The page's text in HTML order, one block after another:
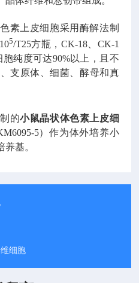
素上皮细胞采用酶解法制
105/T25方瓶， CK-18、 CK-1
胞纯度可达90%以上，且不
、支原体、细菌、酵母和真
的小鼠晶状体色素上皮细
5）作为体外培养小
养基。
细胞